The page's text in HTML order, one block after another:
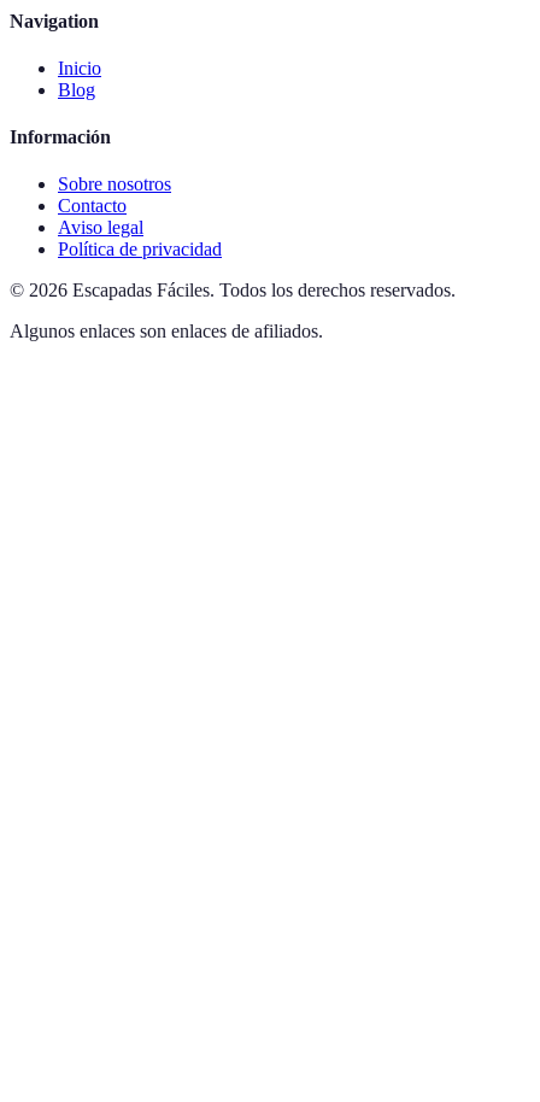
Navigation
Inicio
Blog
Información
Sobre nosotros
Contacto
Aviso legal
Política de privacidad
© 2026 Escapadas Fáciles. Todos los derechos reservados.
Algunos enlaces son enlaces de afiliados.